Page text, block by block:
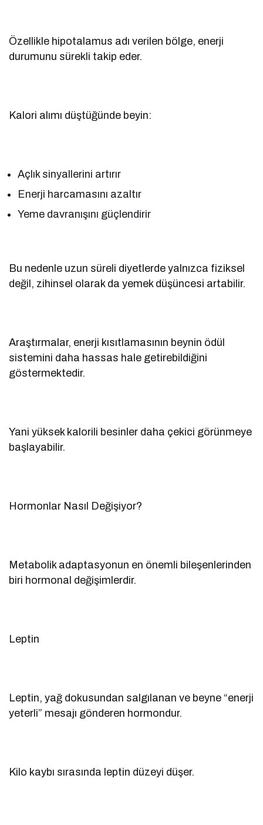
Özellikle hipotalamus adı verilen bölge, enerji
durumunu sürekli takip eder.
Kalori alımı düştüğünde beyin:
Açlık sinyallerini artırır
Enerji harcamasını azaltır
Yeme davranışını güçlendirir
Bu nedenle uzun süreli diyetlerde yalnızca fiziksel
değil, zihinsel olarak da yemek düşüncesi artabilir.
Araştırmalar, enerji kısıtlamasının beynin ödül
sistemini daha hassas hale getirebildiğini
göstermektedir.
Yani yüksek kalorili besinler daha çekici görünmeye
başlayabilir.
Hormonlar Nasıl Değişiyor?
Metabolik adaptasyonun en önemli bileşenlerinden
biri hormonal değişimlerdir.
Leptin
Leptin, yağ dokusundan salgılanan ve beyne “enerji
yeterli” mesajı gönderen hormondur.
Kilo kaybı sırasında leptin düzeyi düşer.